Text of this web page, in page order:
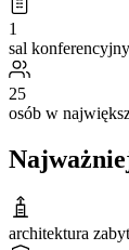
1
sal
25
osób w
architektura